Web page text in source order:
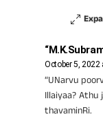
October 5, 2022
“UNarvu
Illaiyaa?
thavaminRi.